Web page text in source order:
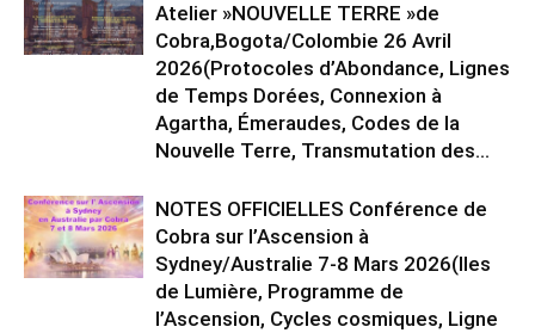
Atelier »NOUVELLE TERRE »de
Cobra,Bogota/Colombie 26 Avril
2026(Protocoles d’Abondance, Lignes
de Temps Dorées, Connexion à
Agartha, Émeraudes, Codes de la
Nouvelle Terre, Transmutation des...
NOTES OFFICIELLES Conférence de
Cobra sur l’Ascension à
Sydney/Australie 7-8 Mars 2026(Iles
de Lumière, Programme de
l’Ascension, Cycles cosmiques, Ligne